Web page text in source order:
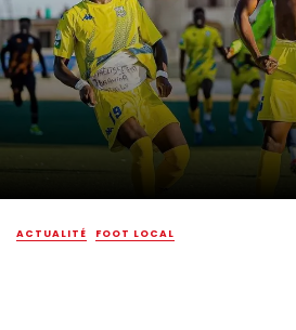
ACTUALITÉ FOOT LOCAL